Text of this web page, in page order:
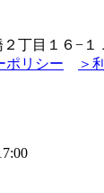
丁目１６−１
ポリシー
＞